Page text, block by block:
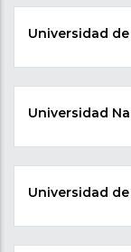
Universidad
Universidad
Universidad